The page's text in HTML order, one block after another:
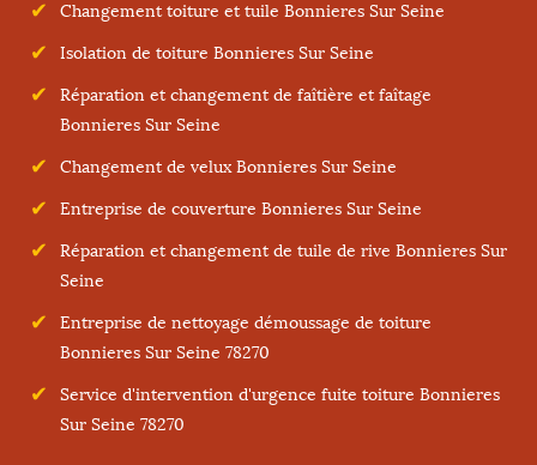
Changement toiture et tuile Bonnieres Sur Seine
Isolation de toiture Bonnieres Sur Seine
Réparation et changement de faîtière et faîtage
Bonnieres Sur Seine
Changement de velux Bonnieres Sur Seine
Entreprise de couverture Bonnieres Sur Seine
Réparation et changement de tuile de rive Bonnieres Sur
Seine
Entreprise de nettoyage démoussage de toiture
Bonnieres Sur Seine 78270
Service d'intervention d'urgence fuite toiture Bonnieres
Sur Seine 78270